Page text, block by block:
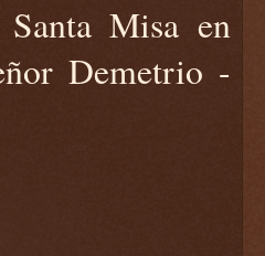
Misa en
Demetrio -